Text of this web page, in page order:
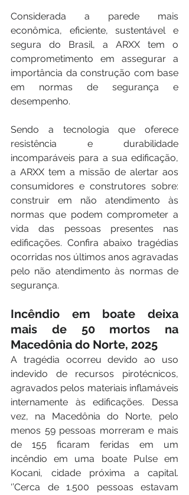
Considerada a parede mais
econômica, eficiente, sustentável e
segura do Brasil, a ARXX tem o
comprometimento em assegurar a
importância da construção com base
em normas de segurança e
desempenho.
Sendo a tecnologia que oferece
resistência e durabilidade
incomparáveis para a sua edificação,
a ARXX tem a missão de alertar aos
consumidores e construtores sobre:
construir em não atendimento às
normas que podem comprometer a
vida das pessoas presentes nas
edificações. Confira abaixo tragédias
ocorridas nos últimos anos agravadas
pelo não atendimento às normas de
segurança.
Incêndio em boate deixa
mais de 50 mortos na
Macedônia do Norte, 2025
A tragédia ocorreu devido ao uso
indevido de recursos pirotécnicos,
agravados pelos materiais inflamáveis
internamente às edificações. Dessa
vez, na Macedônia do Norte, pelo
menos 59 pessoas morreram e mais
de 155 ficaram feridas em um
incêndio em uma boate Pulse em
Kocani, cidade próxima a capital.
‘’Cerca de 1.500 pessoas estavam